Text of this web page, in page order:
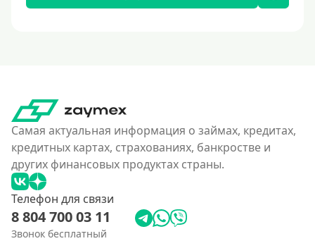
Самая актуальная информация о займах, кредитах,
кредитных картах, страхованиях, банкростве и
других финансовых продуктах страны.
Телефон для связи
8 804 700 03 11
Звонок бесплатный